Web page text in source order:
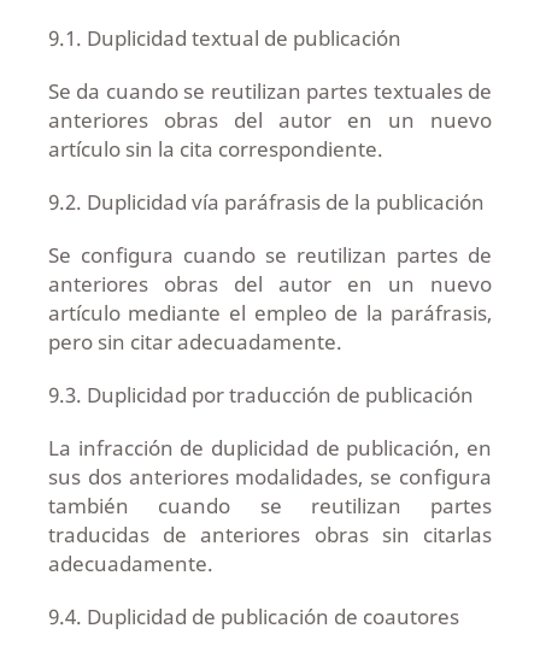
9.1. Duplicidad textual de publicación
Se da cuando se reutilizan partes textuales de
anteriores obras del autor en un nuevo
artículo sin la cita correspondiente.
9.2. Duplicidad vía paráfrasis de la publicación
Se configura cuando se reutilizan partes de
anteriores obras del autor en un nuevo
artículo mediante el empleo de la paráfrasis,
pero sin citar adecuadamente.
9.3. Duplicidad por traducción de publicación
La infracción de duplicidad de publicación, en
sus dos anteriores modalidades, se configura
también cuando se reutilizan partes
traducidas de anteriores obras sin citarlas
adecuadamente.
9.4. Duplicidad de publicación de coautores